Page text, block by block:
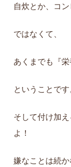
自炊とか、コ
ではなくて、
あくまでも『
ということです
そして付け加
よ！
嫌なことは続